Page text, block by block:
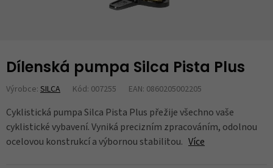
Dílenská pumpa Silca Pista Plus
Výrobce: SILCA Kód: 007255 EAN: 0860205002205
Cyklistická pumpa Silca Pista Plus přežije všechno vaše
cyklistické vybavení. Vyniká precizním zpracováním, odolnou
ocelovou konstrukcí a výbornou stabilitou. Více